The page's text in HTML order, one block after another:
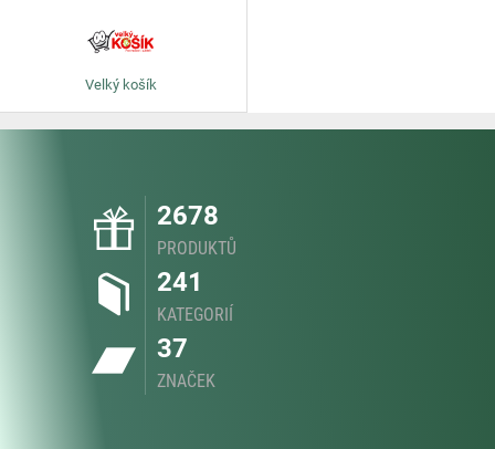
Velký košík
2678
PRODUKTŮ
241
KATEGORIÍ
37
ZNAČEK